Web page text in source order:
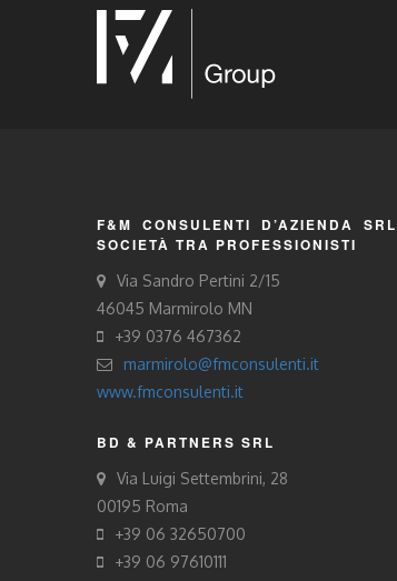
F&M CONSULENTI D’AZIENDA SRL
SOCIETÀ TRA PROFESSIONISTI
Via Sandro Pertini 2/15
46045 Marmirolo MN
+39 0376 467362
marmirolo@fmconsulenti.it
www.fmconsulenti.it
BD & PARTNERS SRL
Via Luigi Settembrini, 28
00195 Roma
+39 06 32650700
+39 06 97610111